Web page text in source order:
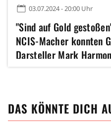
03.07.2024 - 20:00 Uhr
"Sind auf Gold
NCIS-Macher konnten
Darsteller Mark
mit einem Trick
DAS KÖNNTE DICH